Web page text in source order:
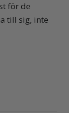
för de
till sig, inte